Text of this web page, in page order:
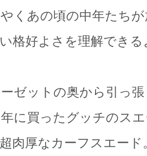
くあの頃の中年たち
格好よさを理解でき
ゼットの奥から引っ
に買ったグッチのス
肉厚なカーフスエー